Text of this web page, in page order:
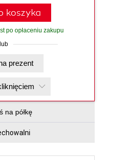
koszyka
po opłaceniu zakupu
lub
Kup na prezent
na półkę